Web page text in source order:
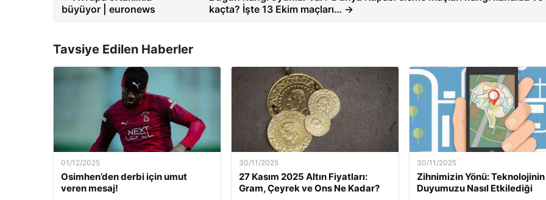
büyüyor | euronews
kaçta? İşte 13 Ekim maçları… →
Tavsiye Edilen Haberler
01/12/2025
Osimhen’den derbi için umut
veren mesaj!
30/11/2025
27 Kasım 2025 Altın Fiyatları:
Gram, Çeyrek ve Ons Ne Kadar?
30/11/2025
Zihnimizin Yönü: Teknolojinin
Duyumuzu Nasıl Etkilediği